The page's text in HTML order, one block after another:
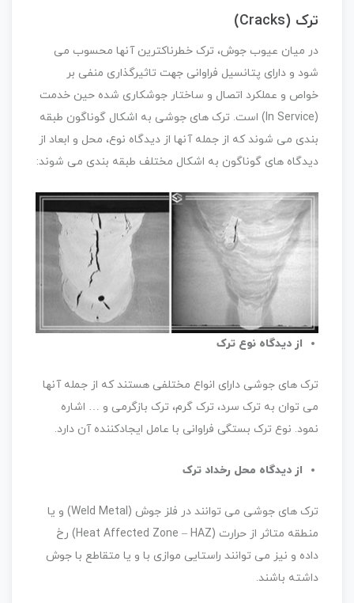
ترک (Cracks)
در میان عیوب جوش، ترک خطرناکترین آنها محسوب می
شود و دارای پتانسیل فراوانی جهت تاثیرگذاری منفی بر
خواص و عملکرد اتصال و ساختار جوشکاری شده حین خدمت
(In Service) است. ترک های جوشی به اشکال گوناگون طبقه
بندی می شوند که از جمله آنها از دیدگاه نوع، محل و ابعاد از
دیدگاه های گوناگون به اشکال مختلف طبقه بندی می شوند:
از دیدگاه نوع ترک
ترک های جوشی دارای انواع مختلفی هستند که از جمله آنها
می توان به ترک سرد، ترک گرم، ترک بازگرمی و … اشاره
نمود. نوع ترک بستگی فراوانی با عامل ایجادکننده آن دارد.
از دیدگاه محل رخداد ترک
ترک های جوشی می توانند در فلز جوش (Weld Metal) و یا
منطقه متاثر از حرارت (Heat Affected Zone – HAZ) رخ
داده و نیز می توانند راستایی موازی با و یا متقاطع با جوش
داشته باشند.